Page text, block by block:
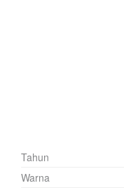
Tahun
Warna